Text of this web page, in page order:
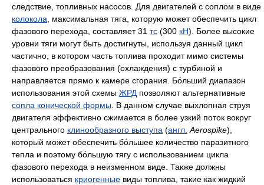
следствие, топливных насосов. Для двигателей с соплом в виде
колокола, максимальная тяга, которую может обеспечить цикл
фазового перехода, составляет 31 тс (300 кН). Более высокие
уровни тяги могут быть достигнуты, используя данный цикл
частично, в котором часть топлива проходит мимо системы
фазового преобразования (охлаждения) с турбиной и
направляется прямо к камере сгорания. Бо́льший диапазон
использования этой схемы ЖРДпозволяют альтернативные
сопла конической формы. В данном случае выхлопная струя
двигателя эффективно сжимается в более узкий поток вокруг
центрального клинообразного выступа (англ. Aerospike),
который может обеспечить бо́льшее количество паразитного
тепла и поэтому бо́льшую тягу с использованием цикла
фазового перехода в неизменном виде. Также должны
использоваться криогенные виды топлива, такие как жидкий